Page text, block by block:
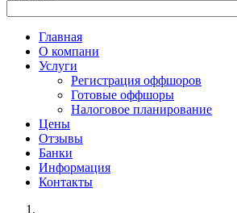
Главная
О компани
Услуги
Регистрация оффшоров
Готовые оффшоры
Налоговое планирование
Цены
Отзывы
Банки
Информация
Контакты